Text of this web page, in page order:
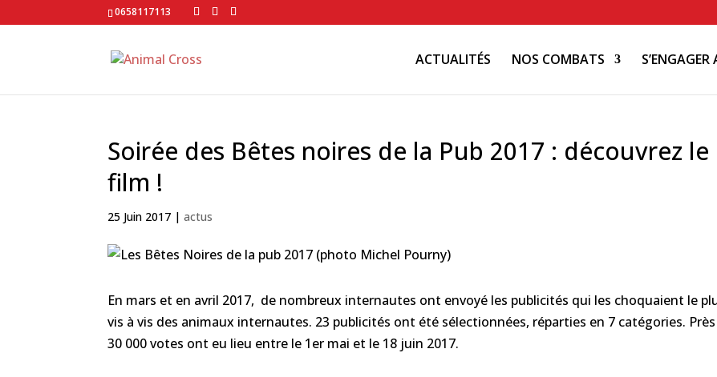
0658117113
ACTUALITÉS NOS COMBATS
Soirée des Bêtes noires de la Pub 2017 : découvrez le
film !
25 Juin 2017 |actus
En mars et en avril 2017, de nombreux internautes ont envoyé les publicités qui les choquaient le
vis à vis des animaux internautes. 23 publicités ont été sélectionnées, réparties en 7 catégories.
30 000 votes ont eu lieu entre le 1er mai et le 18 juin 2017.